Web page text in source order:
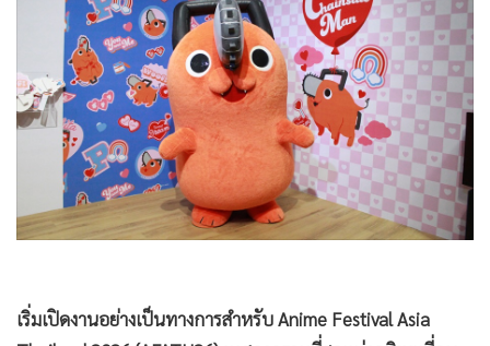
Management & HR
MGR Live
• Infographic
• การเมือง
ท่องเที่ยว
• ต่างประเทศ
• จีน